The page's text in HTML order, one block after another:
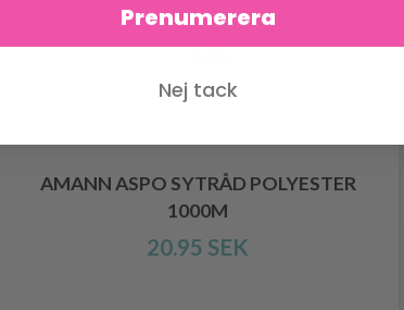
AMANN ASPO SYTRÅD POLYESTER
1000M
20.95 SEK
Prenumerera
Nej tack